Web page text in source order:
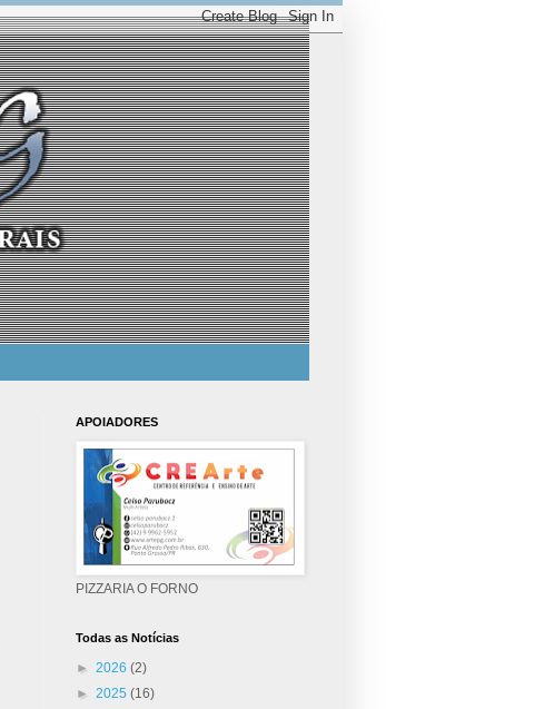
APOIADORES
PIZZARIA O FORNO
Todas as Notícias
► 2026 (2)
► 2025 (16)